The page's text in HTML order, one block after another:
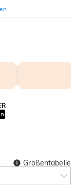
Größentabelle